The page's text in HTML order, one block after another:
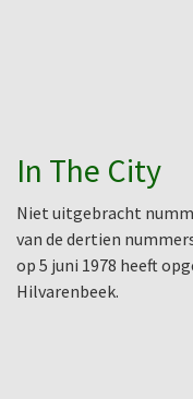
In The City
Niet uitgebracht
van de dertien
op 5 juni 1978 heeft
Hilvarenbeek.